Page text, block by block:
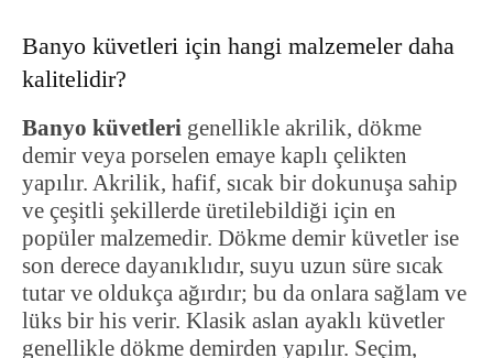
Banyo küvetleri için hangi malzemeler daha
kalitelidir?
Banyo küvetleri genellikle akrilik, dökme
demir veya porselen emaye kaplı çelikten
yapılır. Akrilik, hafif, sıcak bir dokunuşa sahip
ve çeşitli şekillerde üretilebildiği için en
popüler malzemedir. Dökme demir küvetler ise
son derece dayanıklıdır, suyu uzun süre sıcak
tutar ve oldukça ağırdır; bu da onlara sağlam ve
lüks bir his verir. Klasik aslan ayaklı küvetler
genellikle dökme demirden yapılır. Seçim,